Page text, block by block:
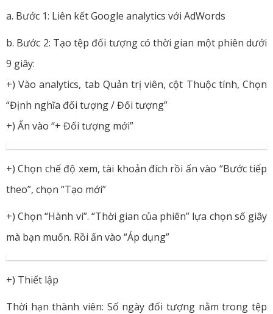
a. Bước 1: Liên kết Google analytics với AdWords
b. Bước 2: Tạo tệp đối tượng có thời gian một phiên dưới
9 giây:
+) Vào analytics, tab Quản trị viên, cột Thuộc tính, Chọn
“Định nghĩa đối tượng / Đối tượng”
+) Ấn vào “+ Đối tượng mới”
+) Chọn chế độ xem, tài khoản đích rồi ấn vào “Bước tiếp
theo”, chọn “Tạo mới”
+) Chọn “Hành vi”. “Thời gian của phiên” lựa chọn số giây
mà bạn muốn. Rồi ấn vào “Áp dụng”
+) Thiết lập
Thời hạn thành viên: Số ngày đối tượng nằm trong tệp